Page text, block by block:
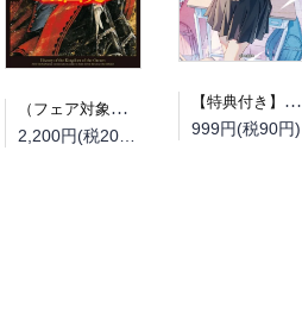
（フェア対象商品）【予約】【特典付き】オルクセン王国史~野蛮なオークの国は、如何にして平和なエルフの国を焼き払うに至ったか~ 7 小冊子付き特装版（08/12頃発送予定）
【特典付き】幼馴染同窓廻
999円(税90円)